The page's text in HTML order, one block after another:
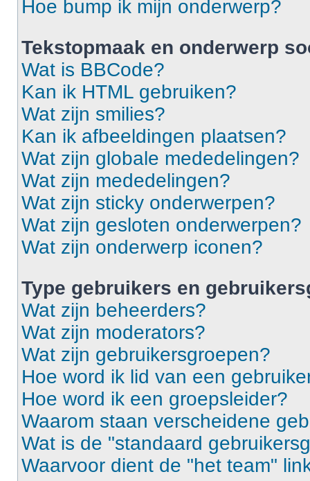
Hoe bump ik mijn onderwerp?
Tekstopmaak en onderwerp
Wat is BBCode?
Kan ik HTML gebruiken?
Wat zijn smilies?
Kan ik afbeeldingen plaatsen?
Wat zijn globale mededelingen?
Wat zijn mededelingen?
Wat zijn sticky onderwerpen?
Wat zijn gesloten onderwerpen?
Wat zijn onderwerp iconen?
Type gebruikers en
Wat zijn beheerders?
Wat zijn moderators?
Wat zijn gebruikersgroepen?
Hoe word ik lid van een
Hoe word ik een groepsleider?
Waarom staan verscheidene
Wat is de "standaard
Waarvoor dient de "het team"